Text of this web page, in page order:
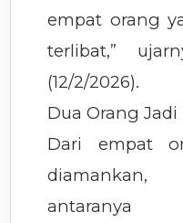
empat orang
terlibat,”
(12/2/2026).
Dua Orang Jadi
Dari empat